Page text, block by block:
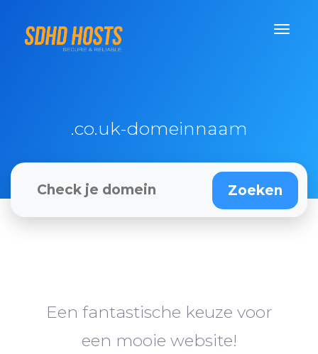
.co.uk-domeinnaam
Een fantastische keuze voor
een mooie website!